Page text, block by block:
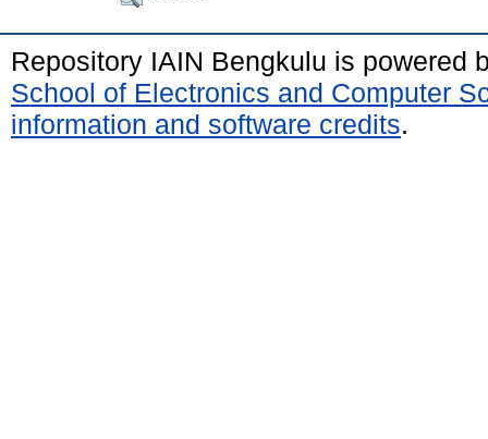
Repository IAIN Bengkulu is powered
School of Electronics and Computer
information and software credits.